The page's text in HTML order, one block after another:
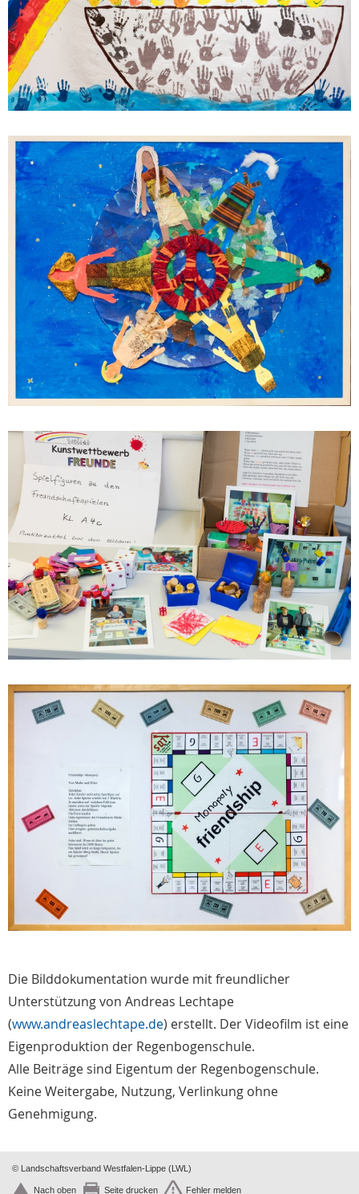
Die Bilddokumentation wurde mit freundlicher
Unterstützung von Andreas Lechtape
(www.andreaslechtape.de) erstellt. Der Videofilm ist eine
Eigenproduktion der Regenbogenschule.
Alle Beiträge sind Eigentum der Regenbogenschule.
Keine Weitergabe, Nutzung, Verlinkung ohne
Genehmigung.
© Landschaftsverband Westfalen-Lippe (LWL)
Nach oben Seite drucken Fehler melden